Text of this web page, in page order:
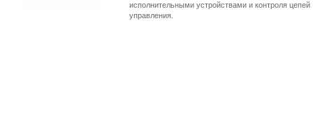
исполнительными устройствами и контроля цепей
управления.